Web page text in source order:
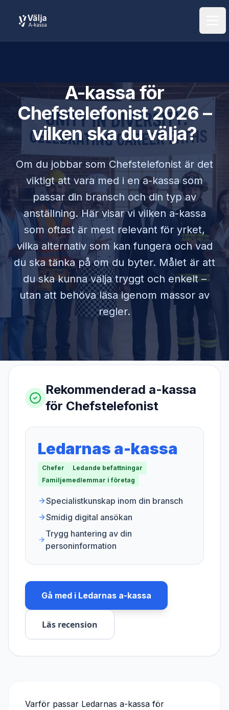
A-kassa för
Chefstelefonist2026 –
vilken ska du välja?
Om du jobbar som Chefstelefonist är det
viktigt att vara med i en a-kassa som
passar din bransch och din typ av
anställning. Här visar vi vilken a-kassa
som oftast är mest relevant för yrket,
vilka alternativ som kan fungera och vad
du ska tänka på om du byter. Målet är att
du ska kunna välja tryggt och enkelt –
utan att behöva läsa igenom massor av
regler.
Rekommenderad a-kassa
för Chefstelefonist
Ledarnas a-kassa
Chefer
Ledande befattningar
Familjemedlemmar i företag
Specialistkunskap inom din bransch
Smidig digital ansökan
Trygg hantering av din
personinformation
Gå med i Ledarnas a-kassa
Läs recension
Varför passar Ledarnas a-kassa för